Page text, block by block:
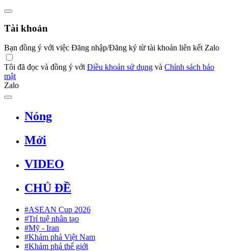
Tài khoản
Bạn đồng ý với việc Đăng nhập/Đăng ký từ tài khoản liên kết Zalo
Tôi đã đọc và đồng ý với Điều khoản sử dụng và Chính sách bảo
mật
Zalo
Nóng
Mới
VIDEO
CHỦ ĐỀ
#ASEAN Cup 2026
#Trí tuệ nhân tạo
#Mỹ - Iran
#Khám phá Việt Nam
#Khám phá thế giới